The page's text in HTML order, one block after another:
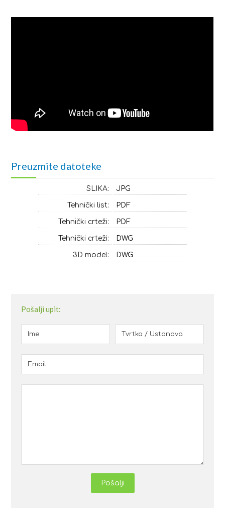
Preuzmite datoteke
SLIKA: JPG
Tehnički list: PDF
Tehnički crteži: PDF
Tehnički crteži: DWG
3D model: DWG
Pošalji upit:
Pošalji